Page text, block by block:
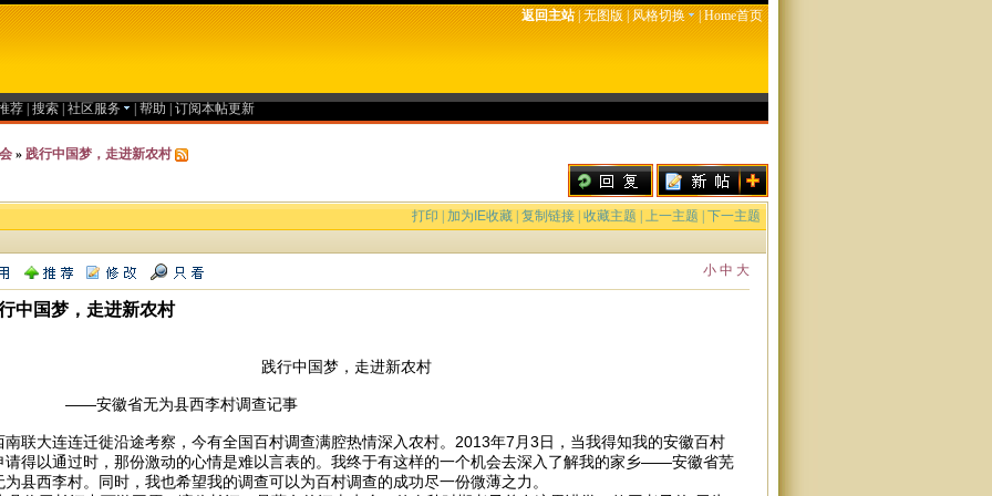
返回主站|无图版|风格切换 |Home首页
荐 搜索 社区服务 帮助 订阅本帖更新
» 践行中国梦，走进新农村
打印 | 加为IE收藏 |复制链接 |收藏主题 | 上一主题 |下一主题
小 中 大
中国梦，走进新农村
践行中国梦，走进新农村
徽省无为县西李村调查记事
南联大连连迁徙沿途考察，今有全国百村调查满腔热情深入农村。2013年7月3日，当我得知我的安徽百村
请得以通过时，那份激动的心情是难以言表的。我终于有这样的一个机会去深入了解我的家乡——安徽省芜
为县西李村。同时，我也希望我的调查可以为百村调查的成功尽一份微薄之力。